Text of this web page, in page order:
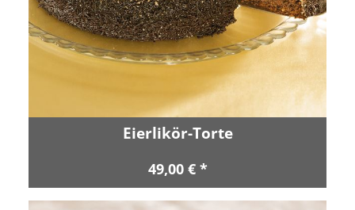
Eierlikör-Torte
49,00 € *